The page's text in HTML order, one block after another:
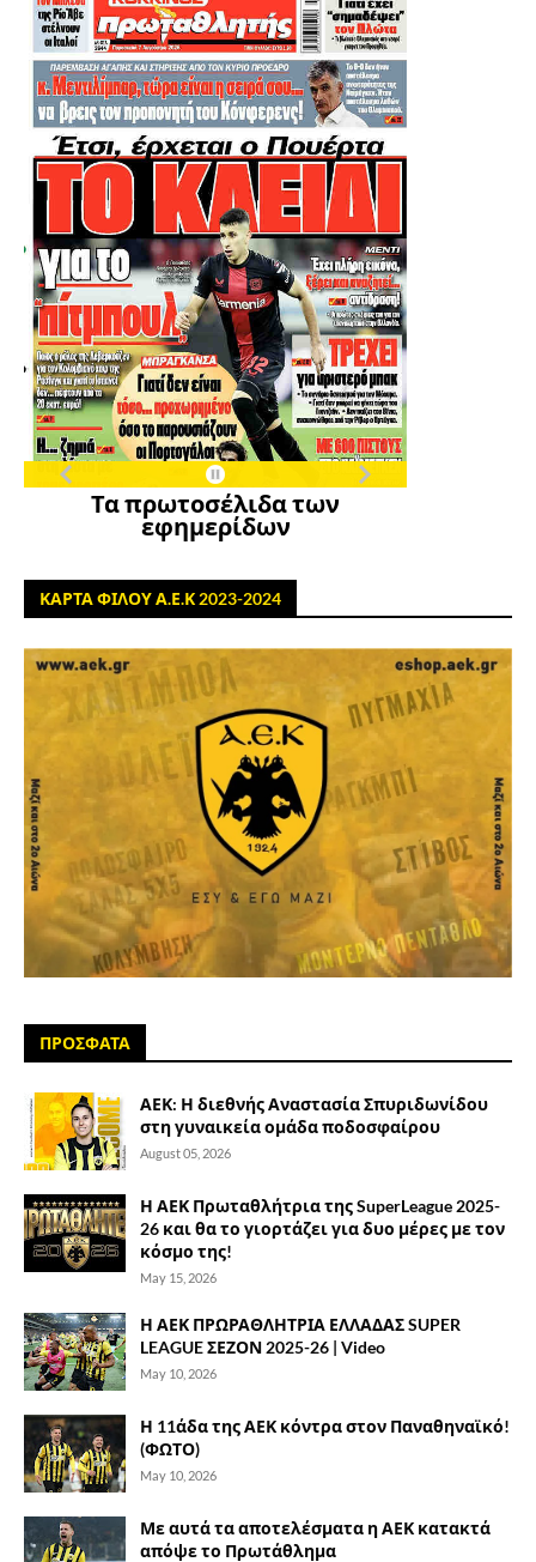
Τα πρωτοσέλιδα των
εφημερίδων
ΚΑΡΤΑ ΦΙΛΟΥ Α.Ε.Κ 2023-2024
ΠΡΟΣΦΑΤΑ
ΑΕΚ: Η διεθνής Αναστασία Σπυριδωνίδου
στη γυναικεία ομάδα ποδοσφαίρου
August 05, 2026
Η ΑΕΚ Πρωταθλήτρια της SuperLeague 2025-
26 και θα το γιορτάζει για δυο μέρες με τον
κόσμο της!
May 15, 2026
Η ΑΕΚ ΠΡΩΡΑΘΛΗΤΡΙΑ ΕΛΛΑΔΑΣ SUPER
LEAGUE ΣΕΖΟΝ 2025-26 | Video
May 10, 2026
Η 11άδα της ΑΕΚ κόντρα στον Παναθηναϊκό!
(ΦΩΤΟ)
May 10, 2026
Με αυτά τα αποτελέσματα η ΑΕΚ κατακτά
απόψε το Πρωτάθλημα